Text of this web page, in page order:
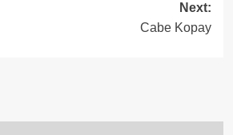
Next:
Cabe Kopay